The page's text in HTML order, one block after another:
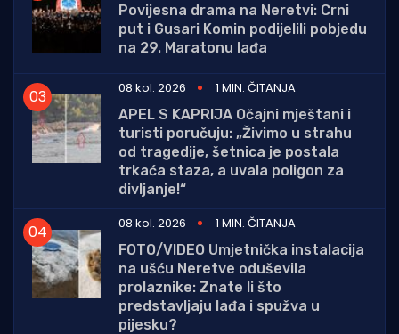
Povijesna drama na Neretvi: Crni
put i Gusari Komin podijelili pobjedu
na 29. Maratonu lađa
08 kol. 2026
1 MIN. ČITANJA
APEL S KAPRIJA Očajni mještani i
turisti poručuju: „Živimo u strahu
od tragedije, šetnica je postala
trkaća staza, a uvala poligon za
divljanje!“
08 kol. 2026
1 MIN. ČITANJA
FOTO/VIDEO Umjetnička instalacija
na ušću Neretve oduševila
prolaznike: Znate li što
predstavljaju lađa i spužva u
pijesku?